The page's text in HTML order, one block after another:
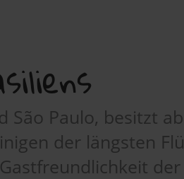
São Paulo, besitzt
der längsten
der